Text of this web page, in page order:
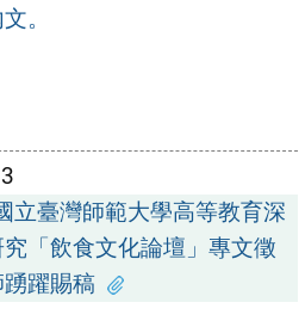
。
立臺灣師範大學高等教育深
「飲食文化論壇」專文徵
躍賜稿